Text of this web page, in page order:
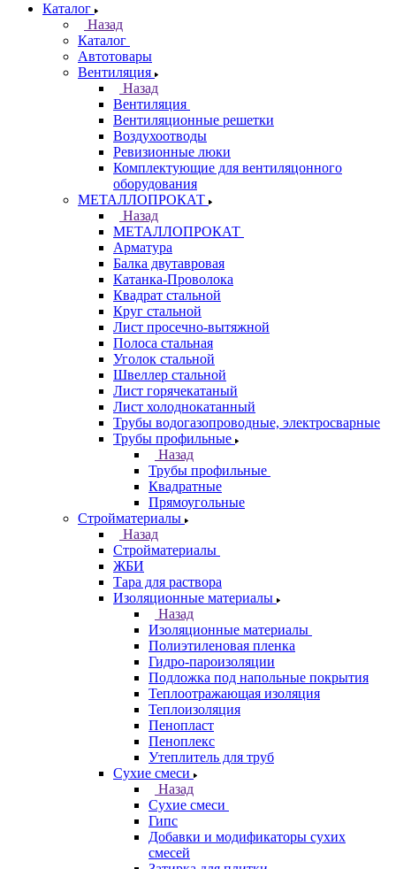
Каталог
Назад
Каталог
Автотовары
Вентиляция
Назад
Вентиляция
Вентиляционные решетки
Воздухоотводы
Ревизионные люки
Комплектующие для вентиляцонного
оборудования
МЕТАЛЛОПРОКАТ
Назад
МЕТАЛЛОПРОКАТ
Арматура
Балка двутавровая
Катанка-Проволока
Квадрат стальной
Круг стальной
Лист просечно-вытяжной
Полоса стальная
Уголок стальной
Швеллер стальной
Лист горячекатаный
Лист холоднокатанный
Трубы водогазопроводные, электросварные
Трубы профильные
Назад
Трубы профильные
Квадратные
Прямоугольные
Стройматериалы
Назад
Стройматериалы
ЖБИ
Тара для раствора
Изоляционные материалы
Назад
Изоляционные материалы
Полиэтиленовая пленка
Гидро-пароизоляции
Подложка под напольные покрытия
Теплоотражающая изоляция
Теплоизоляция
Пенопласт
Пеноплекс
Утеплитель для труб
Сухие смеси
Назад
Сухие смеси
Гипс
Добавки и модификаторы сухих
смесей